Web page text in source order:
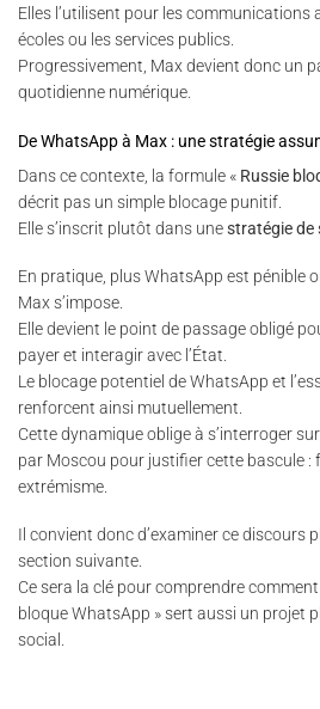
Elles l’utilisent pour les communications
écoles ou les services publics.
Progressivement, Max devient donc un
quotidienne numérique.
De WhatsApp à Max : une stratégie
Dans ce contexte, la formule « Russie
décrit pas un simple blocage punitif.
Elle s’inscrit plutôt dans unestratégie
En pratique, plus WhatsApp est pénible
Max s’impose.
Elle devient le point de passage obligé
payer et interagir avec l’État.
Le blocage potentiel de WhatsApp et
renforcent ainsi mutuellement.
Cette dynamique oblige à s’interroger
par Moscou pour justifier cette bascule :
extrémisme.
Il convient donc d’examiner ce discours
section suivante.
Ce sera la clé pour comprendre
bloque WhatsApp » sert aussi un projet
social.